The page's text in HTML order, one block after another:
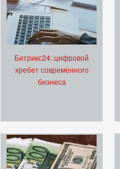
Битрикс24: цифровой
хребет современного
бизнеса